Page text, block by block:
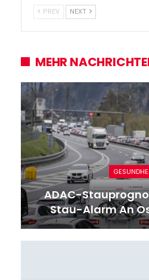
PREV NEXT
MEHR
ADAC-
Stau-Alarm An